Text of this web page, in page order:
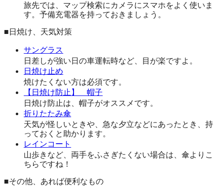
旅先では、マップ検索にカメラにスマホをよく使いま
す。予備充電器を持っておきましょう。
■日焼け、天気対策
サングラス
日差しが強い日の車運転時など、目が楽ですよ。
日焼け止め
焼けたくない方は必須です。
【日焼け防止】 帽子
日焼け防止は、帽子がオススメです。
折りたたみ傘
天気が怪しいときや、急な夕立などにあったとき、持
っておくと助かります。
レインコート
山歩きなど、両手をふさぎたくない場合は、傘よりこ
ちらですね！
■その他、あれば便利なもの